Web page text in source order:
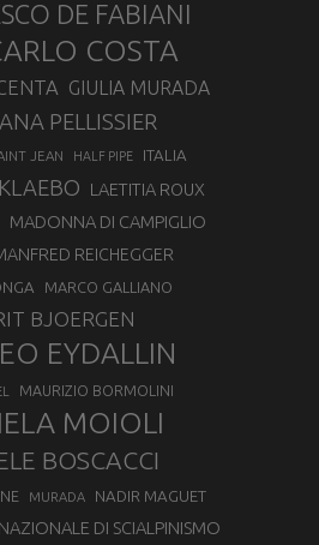
DE FABIANI
COSTA
GIULIA MURADA
PELLISSIER
JEAN HALF PIPE ITALIA
KLAEBO LAETITIA ROUX
MADONNA DI CAMPIGLIO
REICHEGGER
MARCO GALLIANO
BJOERGEN
EYDALLIN
MAURIZIO BORMOLINI
MOIOLI
BOSCACCI
MURADA NADIR MAGUET
NAZIONALE DI SCIALPINISMO